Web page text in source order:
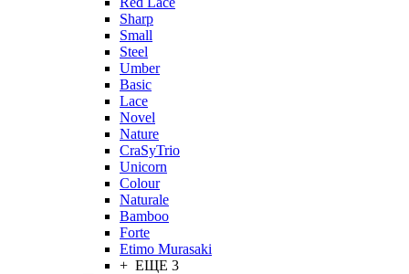
Sharp
Small
Steel
Umber
Basic
Lace
Novel
Nature
CraSyTrio
Unicorn
Colour
Naturale
Bamboo
Forte
Etimo Murasaki
+ ЕЩЕ 3